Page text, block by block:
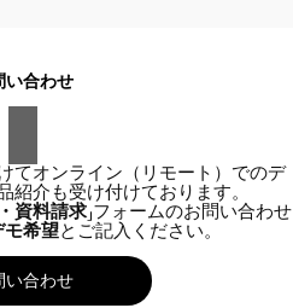
い合わせ
てオンライン（リモート）でのデ
紹介も受け付けております。
資料請求」フォームのお問い合わせ
モ希望とご記入ください。
い合わせ